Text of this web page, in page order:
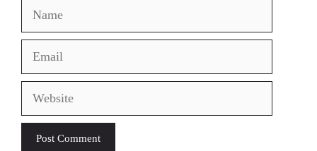
Name
Email
Website